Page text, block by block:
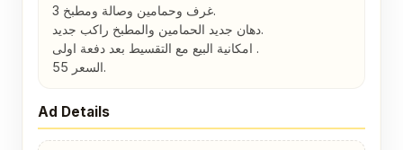
3 غرف وحمامين وصالة ومطبخ.
دهان جديد الحمامين والمطبخ راكب جديد.
امكانية البيع مع التقسيط بعد دفعة اولى .
السعر 55.
Ad Details